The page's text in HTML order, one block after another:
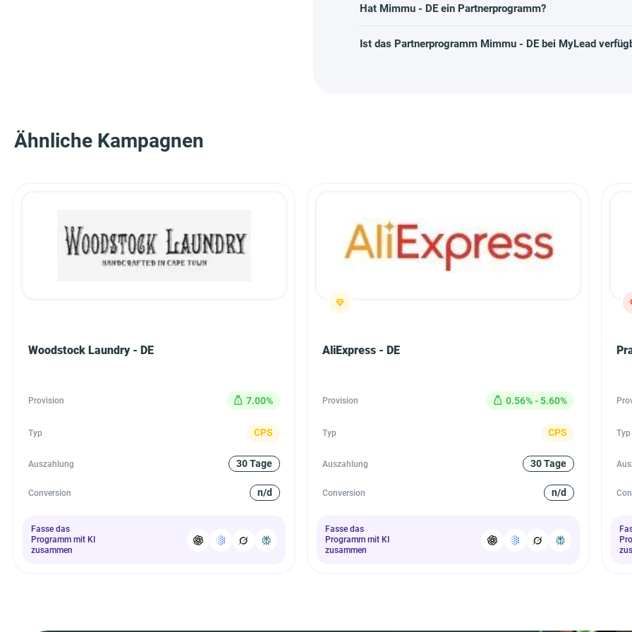
Hat Mimmu - DE ein Partnerprogramm?
Ist das Partnerprogramm Mimmu - DE bei MyLead
Ähnliche Kampagnen
Woodstock Laundry - DE
Provision 7.00%
Typ CPS
Auszahlung 30 Tage
Conversion n/d
Fasse das
Programm mit KI
zusammen
AliExpress - DE
Provision 0.56% - 5.60%
Typ CPS
Auszahlung 30 Tage
Conversion n/d
Fasse das
Programm mit KI
zusammen
Typ